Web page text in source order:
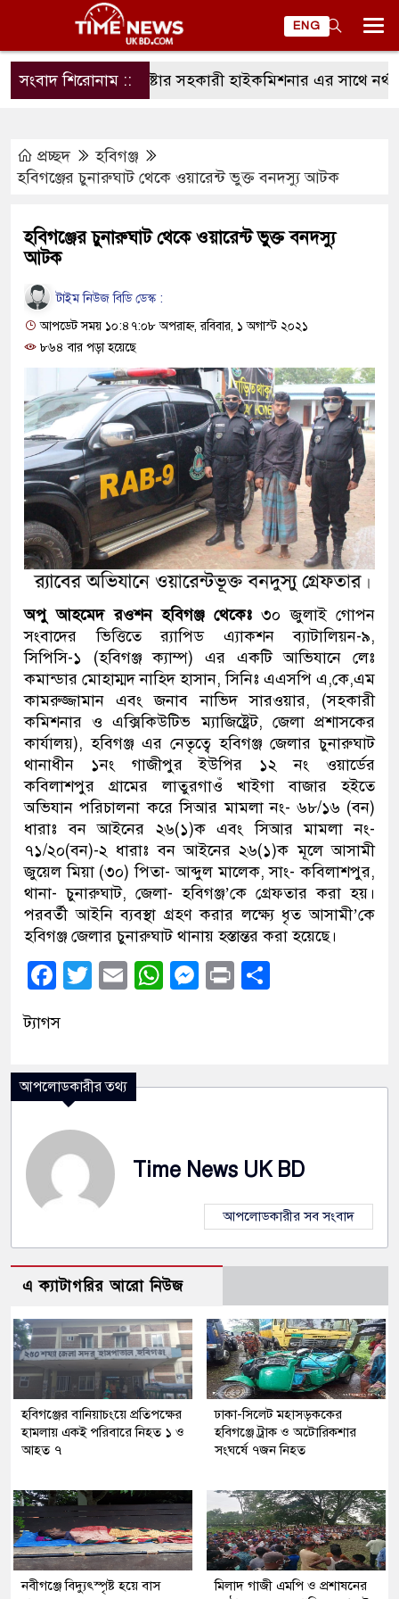
ENG
সংবাদ শিরোনাম ::ম্যানচেষ্টার সহকারী হাইকমিশনার এর সাথে নর্থ
প্রচ্ছদ
হবিগঞ্জ
হবিগঞ্জের চুনারুঘাট থেকে ওয়ারেন্ট ভুক্ত বনদস্যু আটক
হবিগঞ্জের চুনারুঘাট থেকে ওয়ারেন্ট ভুক্ত বনদস্যু
আটক
টাইম নিউজ বিডি ডেস্ক :
আপডেট সময় ১০:৪৭:০৮ অপরাহ্ন, রবিবার, ১ অগাস্ট ২০২১
৮৬৪ বার পড়া হয়েছে
অপু আহমেদ রওশন হবিগঞ্জ থেকেঃ৩০ জুলাই গোপন
সংবাদের ভিত্তিতে র‌্যাপিড এ্যাকশন ব্যাটালিয়ন-৯,
সিপিসি-১ (হবিগঞ্জ ক্যাম্প) এর একটি আভিযানে লেঃ
কমান্ডার মোহাম্মদ নাহিদ হাসান, সিনিঃ এএসপি এ,কে,এম
কামরুজ্জামান এবং জনাব নাভিদ সারওয়ার, (সহকারী
কমিশনার ও এক্সিকিউটিভ ম্যাজিষ্ট্রেট, জেলা প্রশাসকের
কার্যালয়), হবিগঞ্জ এর নেতৃত্বে হবিগঞ্জ জেলার চুনারুঘাট
থানাধীন ১নং গাজীপুর ইউপির ১২ নং ওয়ার্ডের
কবিলাশপুর গ্রামের লাতুরগাওঁ খাইগা বাজার হইতে
অভিযান পরিচালনা করে সিআর মামলা নং- ৬৮/১৬ (বন)
ধারাঃ বন আইনের ২৬(১)ক এবং সিআর মামলা নং-
৭১/২০(বন)-২ ধারাঃ বন আইনের ২৬(১)ক মূলে আসামী
জুয়েল মিয়া (৩০) পিতা- আব্দুল মালেক, সাং- কবিলাশপুর,
থানা- চুনারুঘাট, জেলা- হবিগঞ্জ’কে গ্রেফতার করা হয়।
পরবর্তী আইনি ব্যবস্থা গ্রহণ করার লক্ষ্যে ধৃত আসামী’কে
হবিগঞ্জ জেলার চুনারুঘাট থানায় হস্তান্তর করা হয়েছে।
Facebook
Twitter
EmailWhatsApp
Messenger
Print
ট্যাগস
আপলোডকারীর তথ্য
Time News UK BD
আপলোডকারীর সব সংবাদ
এ ক্যাটাগরির আরো নিউজ
হবিগঞ্জের বানিয়াচংয়ে প্রতিপক্ষের
হামলায় একই পরিবারে নিহত ১ ও
আহত ৭
ঢাকা-সিলেট মহাসড়ককের
হবিগঞ্জে ট্রাক ও অটোরিকশার
সংঘর্ষে ৭জন নিহত
নবীগঞ্জে বিদ্যুৎস্পৃষ্ট হয়ে বাস
মিলাদ গাজী এমপি ও প্রশাষনের